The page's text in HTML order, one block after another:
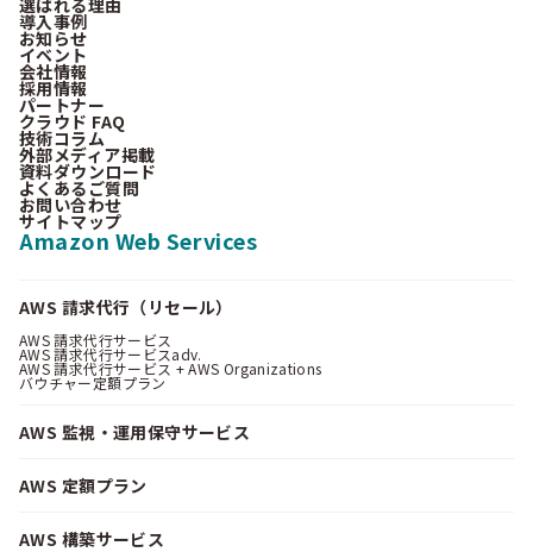
導入事例
お知らせ
イベント
会社情報
採用情報
パートナー
クラウド FAQ
技術コラム
外部メディア掲載
資料ダウンロード
よくあるご質問
お問い合わせ
サイトマップ
Amazon Web Services
AWS 請求代行（リセール）
AWS 請求代行サービス
AWS 請求代行サービスadv.
AWS 請求代行サービス + AWS Organizations
バウチャー定額プラン
AWS 監視・運用保守サービス
AWS 定額プラン
AWS 構築サービス